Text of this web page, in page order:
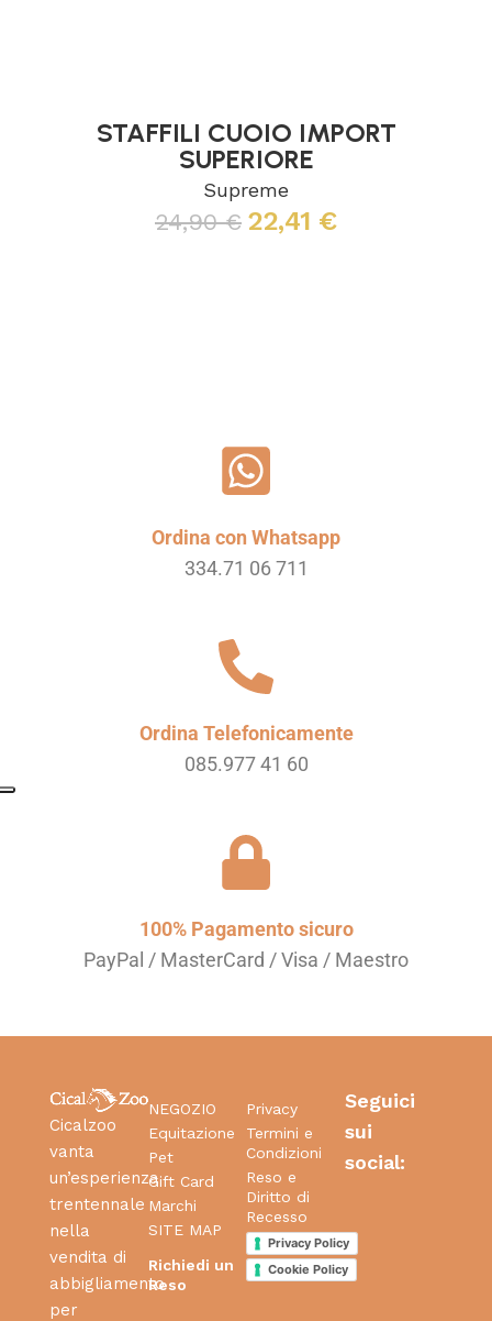
STAFFILI CUOIO IMPORT
SUPERIORE
Supreme
24,90€ 22,41 €
Ordina con Whatsapp
334.71 06 711
Ordina Telefonicamente
085.977 41 60
100% Pagamento sicuro
PayPal / MasterCard / Visa / Maestro
Cicalzoo
vanta
un’esperienza
trentennale
nella
vendita di
abbigliamento
per
NEGOZIO
Equitazione
Pet
Gift Card
Marchi
SITE MAP
Richiedi un
Reso
Privacy
Termini e
Condizioni
Reso e
Diritto di
Recesso
Privacy Policy
Cookie Policy
Seguici
sui
social: